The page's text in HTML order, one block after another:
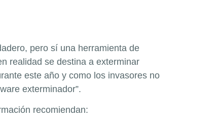
pero sí una herramienta de
realidad se destina a exterminar
este año y como los invasores no
exterminador”.
recomiendan: